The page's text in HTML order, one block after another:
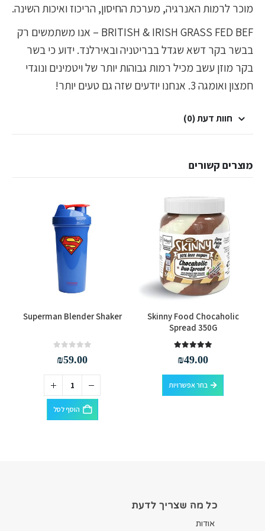
מוכר לרמות האנרגיה, מערכת החיסון, הריכוז ואיכות השינה.
BRITISH & IRISH GRASS FED BEF – אנו משתמשים רק
בבשר בקר דשא שגדל בבריטניה ובאירלנד. ידוע כי בשר
בקר מוזן עשב מכיל רמות גבוהות יותר של ויטמינים ונוגדי
חמצון ואומגה 3. אנחנו יודעים שזה גם טעים יותר!
חוות דעת (0)
מוצרים קשורים
למוצר זה יש מספר סוגים. ניתן לבחור את האפשרויות בעמוד המוצר
Skinny Food Chocaholic
Spread 350G
₪49.00
בחר אפשרויות
למוצר זה יש מספר סוגים. ניתן לבחור את האפשרויות בעמוד המוצר
Superman Blender Shaker
₪59.00
הוסף לסל
כל מה שצריך לדעת
אודות